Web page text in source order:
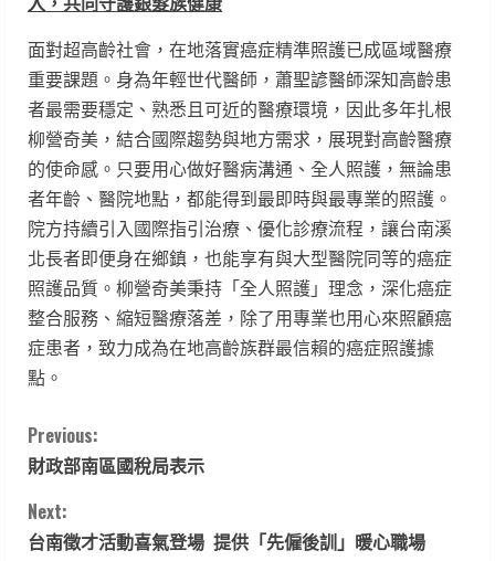
面對超高齡社會，在地落實癌症精準照護已成區域醫療
重要課題。身為年輕世代醫師，蕭聖諺醫師深知高齡患
者最需要穩定、熟悉且可近的醫療環境，因此多年扎根
柳營奇美，結合國際趨勢與地方需求，展現對高齡醫療
的使命感。只要用心做好醫病溝通、全人照護，無論患
者年齡、醫院地點，都能得到最即時與最專業的照護。
院方持續引入國際指引治療、優化診療流程，讓台南溪
北長者即便身在鄉鎮，也能享有與大型醫院同等的癌症
照護品質。柳營奇美秉持「全人照護」理念，深化癌症
整合服務、縮短醫療落差，除了用專業也用心來照顧癌
症患者，致力成為在地高齡族群最信賴的癌症照護據
點。
C
o
n
Previous:
財政部南區國稅局表示
Next:
台南徵才活動喜氣登場 提供「先僱後訓」暖心職場